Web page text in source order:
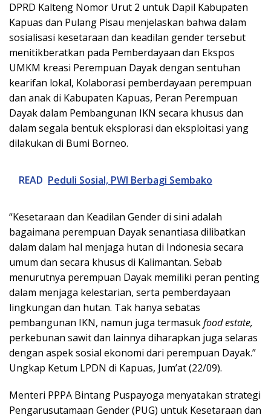
DPRD Kalteng Nomor Urut 2 untuk Dapil Kabupaten
Kapuas dan Pulang Pisau menjelaskan bahwa dalam
sosialisasi kesetaraan dan keadilan gender tersebut
menitikberatkan pada Pemberdayaan dan Ekspos
UMKM kreasi Perempuan Dayak dengan sentuhan
kearifan lokal, Kolaborasi pemberdayaan perempuan
dan anak di Kabupaten Kapuas, Peran Perempuan
Dayak dalam Pembangunan IKN secara khusus dan
dalam segala bentuk eksplorasi dan eksploitasi yang
dilakukan di Bumi Borneo.
READ Peduli Sosial, PWI Berbagi Sembako
“Kesetaraan dan Keadilan Gender di sini adalah
bagaimana perempuan Dayak senantiasa dilibatkan
dalam dalam hal menjaga hutan di Indonesia secara
umum dan secara khusus di Kalimantan. Sebab
menurutnya perempuan Dayak memiliki peran penting
dalam menjaga kelestarian, serta pemberdayaan
lingkungan dan hutan. Tak hanya sebatas
pembangunan IKN, namun juga termasukfood estate,
perkebunan sawit dan lainnya diharapkan juga selaras
dengan aspek sosial ekonomi dari perempuan Dayak.”
Ungkap Ketum LPDN di Kapuas, Jum’at (22/09).
Menteri PPPA Bintang Puspayoga menyatakan strategi
Pengarusutamaan Gender (PUG) untuk Kesetaraan dan